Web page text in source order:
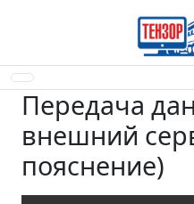
Передача
внешний
пояснение)